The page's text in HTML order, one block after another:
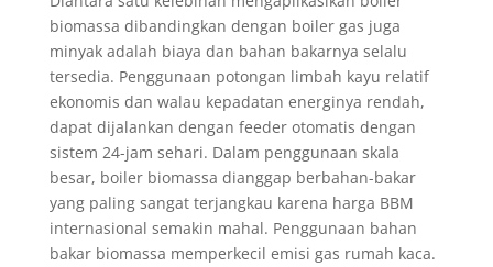
biomassa dibandingkan dengan boiler gas juga
minyak adalah biaya dan bahan bakarnya selalu
tersedia. Penggunaan potongan limbah kayu relatif
ekonomis dan walau kepadatan energinya rendah,
dapat dijalankan dengan feeder otomatis dengan
sistem 24-jam sehari. Dalam penggunaan skala
besar, boiler biomassa dianggap berbahan-bakar
yang paling sangat terjangkau karena harga BBM
internasional semakin mahal. Penggunaan bahan
bakar biomassa memperkecil emisi gas rumah kaca.